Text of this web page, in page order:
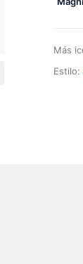
Más
Estilo: